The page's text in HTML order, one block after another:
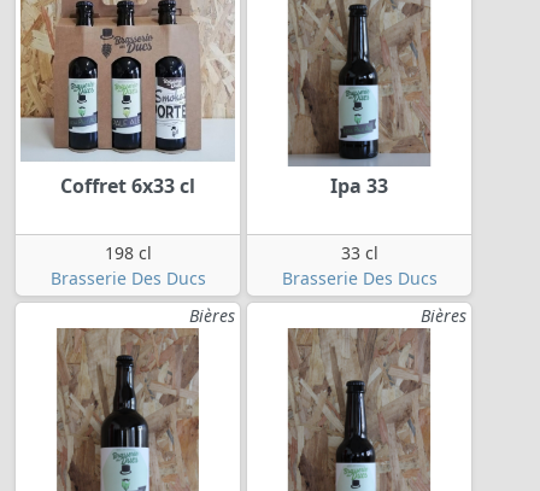
Coffret 6x33 cl
198 cl
Brasserie Des Ducs
Ipa 33
33 cl
Brasserie Des Ducs
Bières
Bières